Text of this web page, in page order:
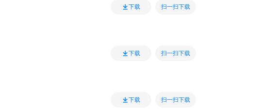
下载 扫一扫下载
下载 扫一扫下载
下载 扫一扫下载